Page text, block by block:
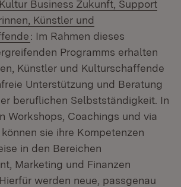
Business Zukunft, Support
Künstler und
(Öffnet in neuem Fenster)
: Im Rahmen dieses
Programms erhalten
Künstler und Kulturschaffende
Unterstützung und Beratung
beruflichen Selbstständigkeit. In
Workshops, Coachings und via
sie ihre Kompetenzen
in den Bereichen
Marketing und Finanzen
werden neue, passgenau